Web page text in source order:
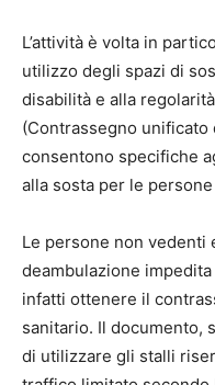
L’attività è volta in
utilizzo degli spazi di
disabilità e alla
(Contrassegno
consentono specifiche
alla sosta per le
Le persone non vedenti
deambulazione
infatti ottenere il
sanitario. Il documento,
di utilizzare gli stalli